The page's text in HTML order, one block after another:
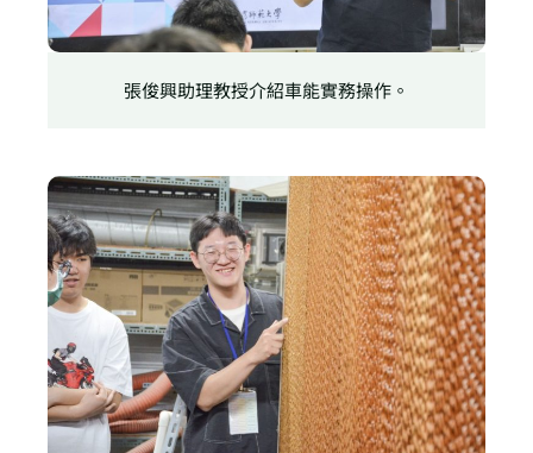
張俊興助理教授介紹車能實務操作。